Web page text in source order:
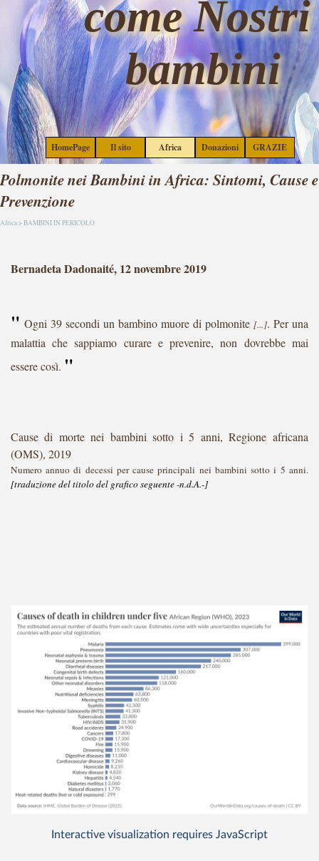
Vai ai contenuti
come Nostri
bambini
Salta menù
HomePage Il sito ▼
Africa ▼
Donazioni ▼
GRAZIE
Polmonite nei Bambini in Africa: Sintomi, Cause e
Prevenzione
Africa > BAMBINI IN PERICOLO
Bernadeta Dadonaité, 12 novembre 2019
" Ogni 39 secondi un bambino muore di polmonite [...]. Per una
malattia che sappiamo curare e prevenire, non dovrebbe mai
essere così. "
Cause di morte nei bambini sotto i 5 anni, Regione africana
(OMS), 2019
Numero annuo di decessi per cause principali nei bambini sotto i 5 anni.
[traduzione del titolo del grafico seguente -n.d.A.-]